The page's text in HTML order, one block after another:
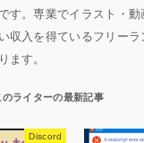
す。専業でイラスト・
収入を得ているフリー
ます。
Discord